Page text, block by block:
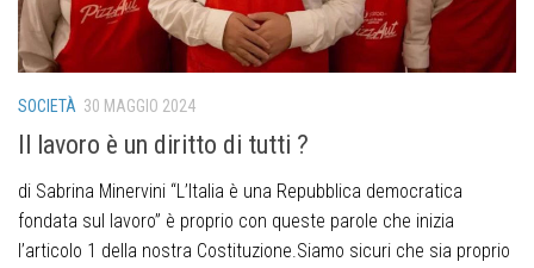
SOCIETÀ 30 MAGGIO 2024
Il lavoro è un diritto di tutti ?
di Sabrina Minervini “L’Italia è una Repubblica democratica
fondata sul lavoro” è proprio con queste parole che inizia
l’articolo 1 della nostra Costituzione.Siamo sicuri che sia proprio